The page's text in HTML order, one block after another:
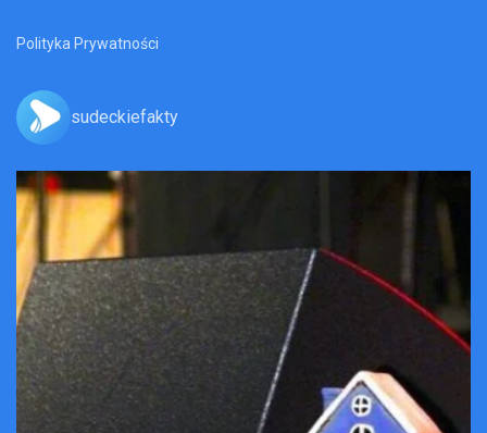
Polityka Prywatności
sudeckiefakty